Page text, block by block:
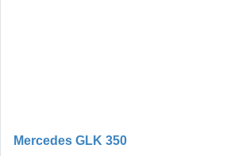
Mercedes GLK 350